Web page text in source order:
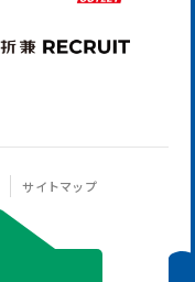
サイトマップ